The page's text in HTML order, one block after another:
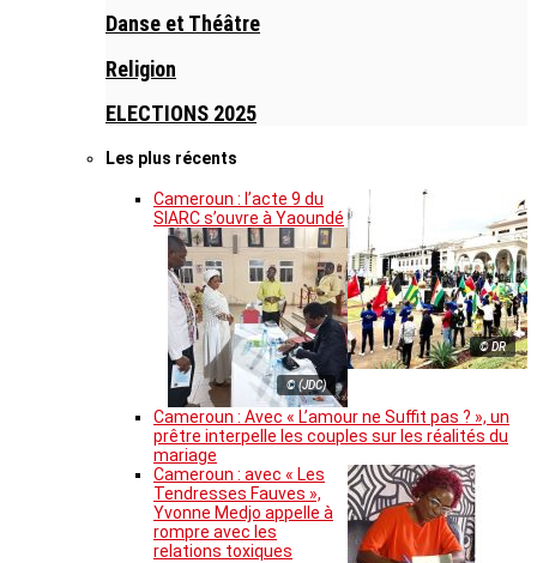
Danse et Théâtre
Religion
ELECTIONS 2025
Les plus récents
© DR
Cameroun : l’acte 9 du
SIARC s’ouvre à Yaoundé
© (JDC)
Cameroun : Avec « L’amour ne Suffit pas ? », un
prêtre interpelle les couples sur les réalités du
mariage
Cameroun : avec « Les
Tendresses Fauves »,
Yvonne Medjo appelle à
rompre avec les
relations toxiques